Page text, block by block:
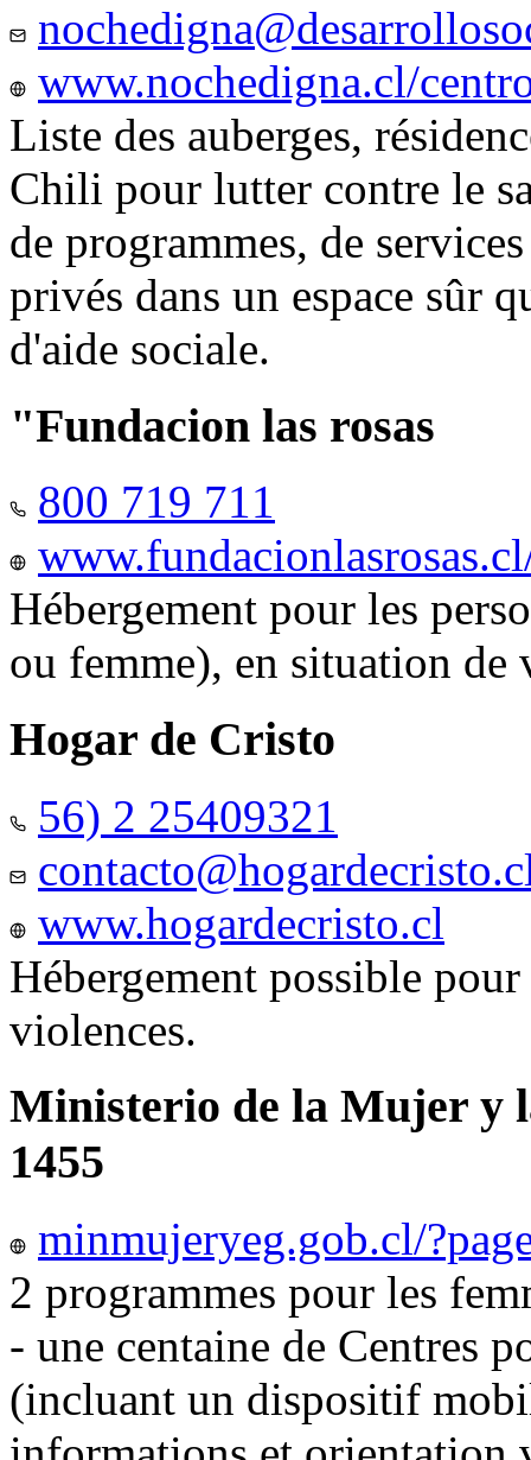
www.nochedigna.cl/
Liste des auberges,
Chili pour lutter contre le
de programmes, de
privés dans un espace sûr
d'aide sociale.
"Fundacion las rosas
800 719 711
Hébergement pour les
ou femme), en situation
Hogar de Cristo
56) 2 25409321
www.hogardecristo.cl
Hébergement possible
violences.
Ministerio de la Mujer y
1455
minmujeryeg.gob.cl/
2 programmes pour les
- une centaine de Centres
(incluant un dispositif